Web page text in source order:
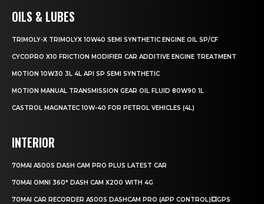
OILS & LUBES
TRIMOLY-X TRIMOLYX 10W40 SEMI SYNTHETIC ENGINE OIL SP/CF
CYCOPRO X10 FRICTION MODIFIER CAR ADDITIVE ENGINE TREATMENT
MOTION 10W30 3L 4L API SP SEMI SYNTHETIC
MOTION MANUAL TRANSMISSION GEAR OIL FLUID 80W90 1L
CASTROL MAGNATEC 10W-40 FOR PETROL VEHICLES (4L)
INTERIOR
70MAI A500S DASH CAM PRO PLUS LATEST CAR
70MAI OMNI 360° DASH CAM X200 WITH 4G
70MAI CAR RECORDER A500S DASHCAM PRO (APP CONTROL)💥GPS